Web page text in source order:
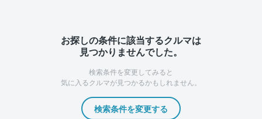
お探しの条件に該当するクルマは
見つかりませんでした。
検索条件を変更してみると
気に入るクルマが見つかるかもしれません。
検索条件を変更する